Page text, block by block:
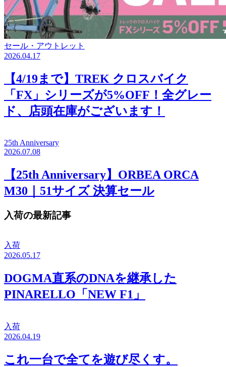
セール・アウトレット
2026.04.17
【4/19まで】TREK クロスバイク
「FX」シリーズが5%OFF！全グレー
ド、店頭在庫がございます！
25th Anniversary
2026.07.08
【25th Anniversary】ORBEA ORCA
M30｜51サイズ 決算セール
入荷の最新記事
入荷
2026.05.17
DOGMA直系のDNAを継承した
PINARELLO「NEW F1」
入荷
2026.04.19
これ一台で全てを遊び尽くす。